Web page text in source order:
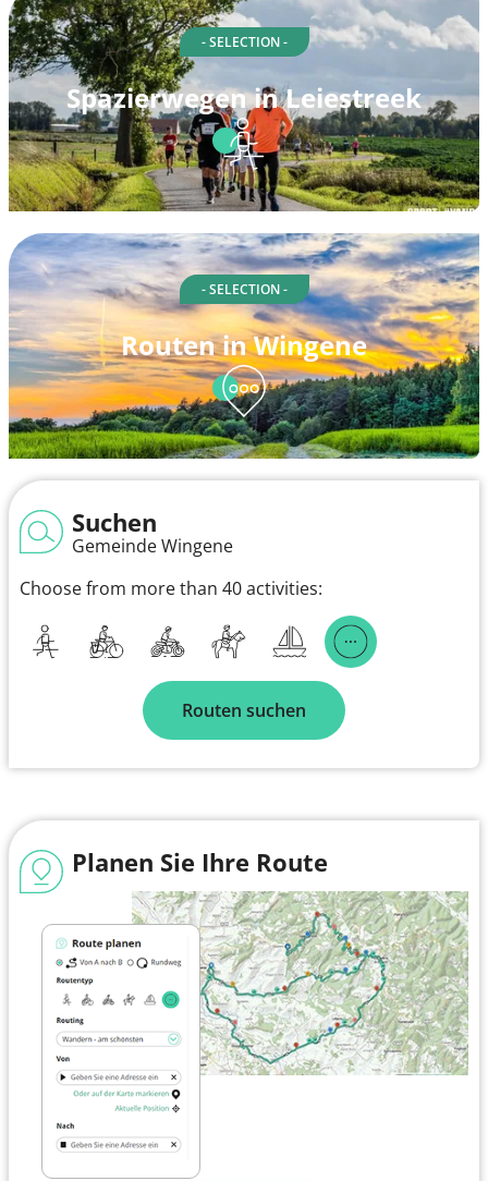
- SELECTION -
Spazierwegen in Leiestreek
- SELECTION -
Routen in Wingene
Suchen
Gemeinde Wingene
Choose from more than 40 activities:
Routen suchen
Planen Sie Ihre Route